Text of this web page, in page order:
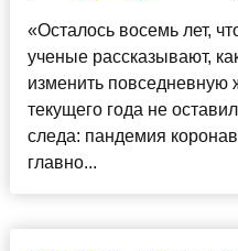
«Осталось восемь лет,
ученые рассказывают,
изменить
текущего года не
следа: пандемия
главно...